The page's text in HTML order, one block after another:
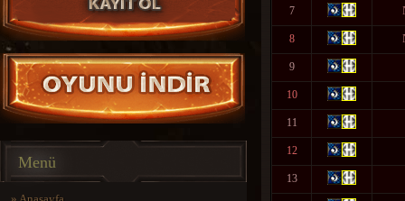
Menü
7
8
9
10
11
12
13